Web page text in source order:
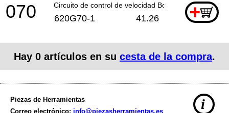
Circuito de control de velocidad Bcs550 A+
070 620G70-1 41.26
Hay 0 artículos en su cesta de la compra.
Piezas de Herramientas
Correo electrónico: info@piezasherramientas.es i